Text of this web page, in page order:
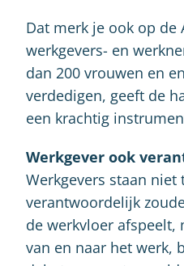
Dat merk je ook op de
werkgevers- en
dan 200 vrouwen en
verdedigen, geeft de
een krachtig
Werkgever ook
Werkgevers staan
verantwoordelijk
de werkvloer afspeelt,
van en naar het werk,